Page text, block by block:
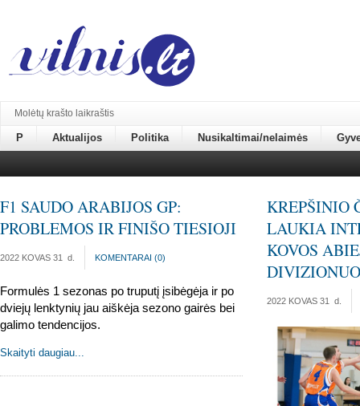
Molėtų krašto laikraštis
P Aktualijos Politika Nusikaltimai/nelaimės
F1 SAUDO ARABIJOS GP:
PROBLEMOS IR FINIŠO TIESIOJI
2022 KOVAS 31 d. KOMENTARAI (0)
Formulės 1 sezonas po truputį įsibėgėja ir po
dviejų lenktynių jau aiškėja sezono gairės bei
galimo tendencijos.
Skaityti daugiau...
KREPŠINIO
LAUKIA
KOVOS
2022 KOVAS 31 d.